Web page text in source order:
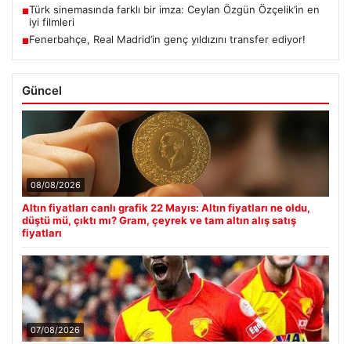
■Türk sinemasında farklı bir imza: Ceylan Özgün Özçelik’in en
iyi filmleri
■Fenerbahçe, Real Madrid’in genç yıldızını transfer ediyor!
Güncel
08/08/2026
Altın fiyatları canlı grafik 22 Mayıs: Altın fiyatları ne oldu,
düştü mü, çıktı mı? Gram, çeyrek ve tam altın alış satış
fiyatları
07/08/2026